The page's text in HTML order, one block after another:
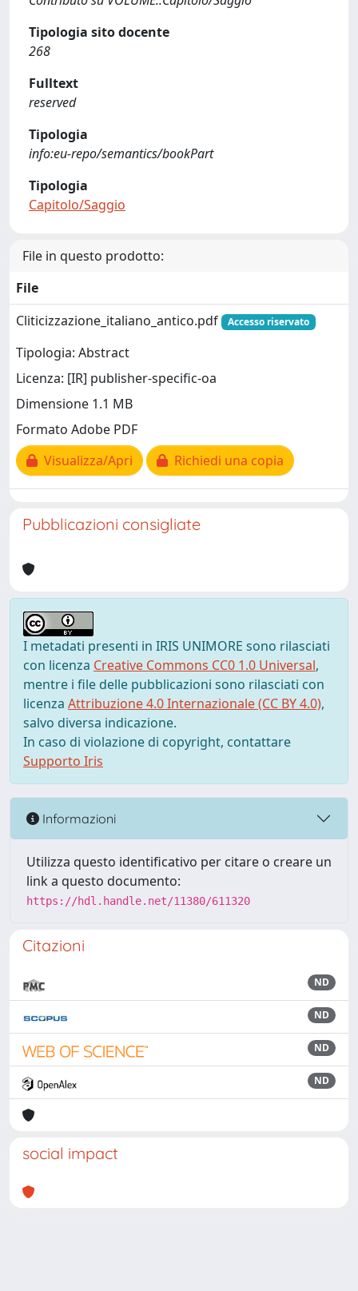
Tipologia sito docente
268
Fulltext
reserved
Tipologia
info:eu-repo/semantics/bookPart
Tipologia
Capitolo/Saggio
File in questo prodotto:
File
Cliticizzazione_italiano_antico.pdf
Accesso riservato
Tipologia: Abstract
Licenza: [IR] publisher-specific-oa
Dimensione 1.1 MB
Formato Adobe PDF
Visualizza/Apri
Richiedi una copia
Pubblicazioni consigliate
I metadati presenti in IRIS UNIMORE sono rilasciati
con licenza Creative Commons CC0 1.0 Universal,
mentre i file delle pubblicazioni sono rilasciati con
licenza Attribuzione 4.0 Internazionale (CC BY 4.0),
salvo diversa indicazione.
In caso di violazione di copyright, contattare
Supporto Iris
Informazioni
Utilizza questo identificativo per citare o creare un
link a questo documento:
https://hdl.handle.net/11380/611320
Citazioni
ND
ND
ND
ND
social impact